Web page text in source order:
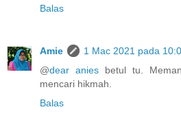
Balas
Amie
1 Mac 2021 pada
@dear anies betul tu.
mencari hikmah.
Balas